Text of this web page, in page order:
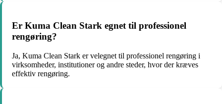
Er Kuma Clean Stark egnet til professionel
rengøring?
Ja, Kuma Clean Stark er velegnet til professionel rengøring i
virksomheder, institutioner og andre steder, hvor der kræves
effektiv rengøring.